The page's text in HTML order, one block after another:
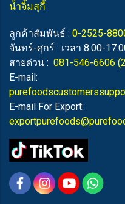
น้ำจิ้มสุกี้
ลูกค้าสัมพันธ์ : 0-2525-
จันทร์-ศุกร์ : เวลา 8.00-
สายด่วน : 081-546-6606
E-mail:
E-mail For Export: